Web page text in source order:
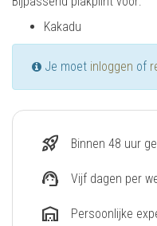
Kakadu
Je moet inloggen of
rocket_launch Binnen 48 uur
support_agent Vijf dagen per
warehouse Persoonlijke